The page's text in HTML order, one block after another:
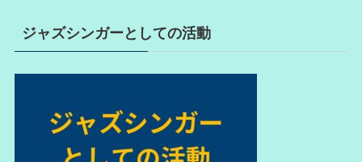
ジャズシンガーとしての活動